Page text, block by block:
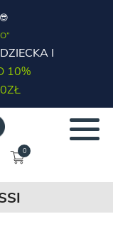
I
10%
0ZŁ
0